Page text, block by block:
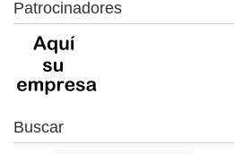
Patrocinadores
Buscar